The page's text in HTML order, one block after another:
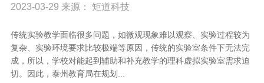
2023-03-29 来源： 矩道科技
传统实验教学面临很多问题，如微观现象难以观察、实验过程较为
复杂、实验环境要求比较极端等原因，传统的实验室条件下无法完
成，所以，学校对能起到辅助和补充教学的理科虚拟实验室需求迫
切。因此，泰州教育局在规划...